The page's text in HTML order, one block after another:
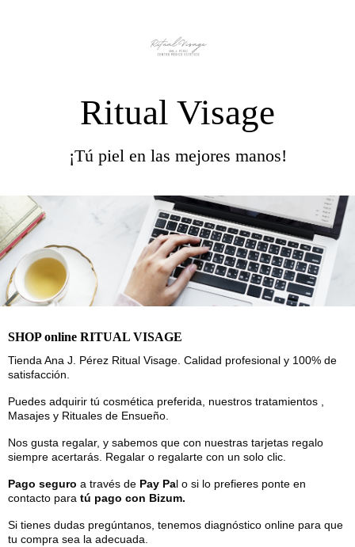
Ritual Visage
¡Tú piel en las mejores manos!
SHOP online RITUAL VISAGE
Tienda Ana J. Pérez Ritual Visage. Calidad profesional y 100% de
satisfacción.
Puedes adquirir tú cosmética preferida, nuestros tratamientos ,
Masajes y Rituales de Ensueño.
Nos gusta regalar, y sabemos que con nuestras tarjetas regalo
siempre acertarás. Regalar o regalarte con un solo clic.
Pago seguro a través de Pay Pal o si lo prefieres ponte en
contacto para tú pago con Bizum.
Si tienes dudas pregúntanos, tenemos diagnóstico online para que
tu compra sea la adecuada.